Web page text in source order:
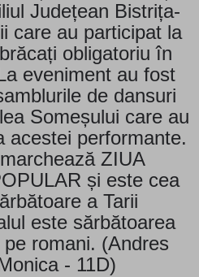
Județean Bistrița-
care au participat la
obligatoriu în
eveniment au fost
de dansuri
Someșului care au
acestei performante.
ZIUA
și este cea
a Tarii
este sărbătoarea
romani. (Andres
- 11D)